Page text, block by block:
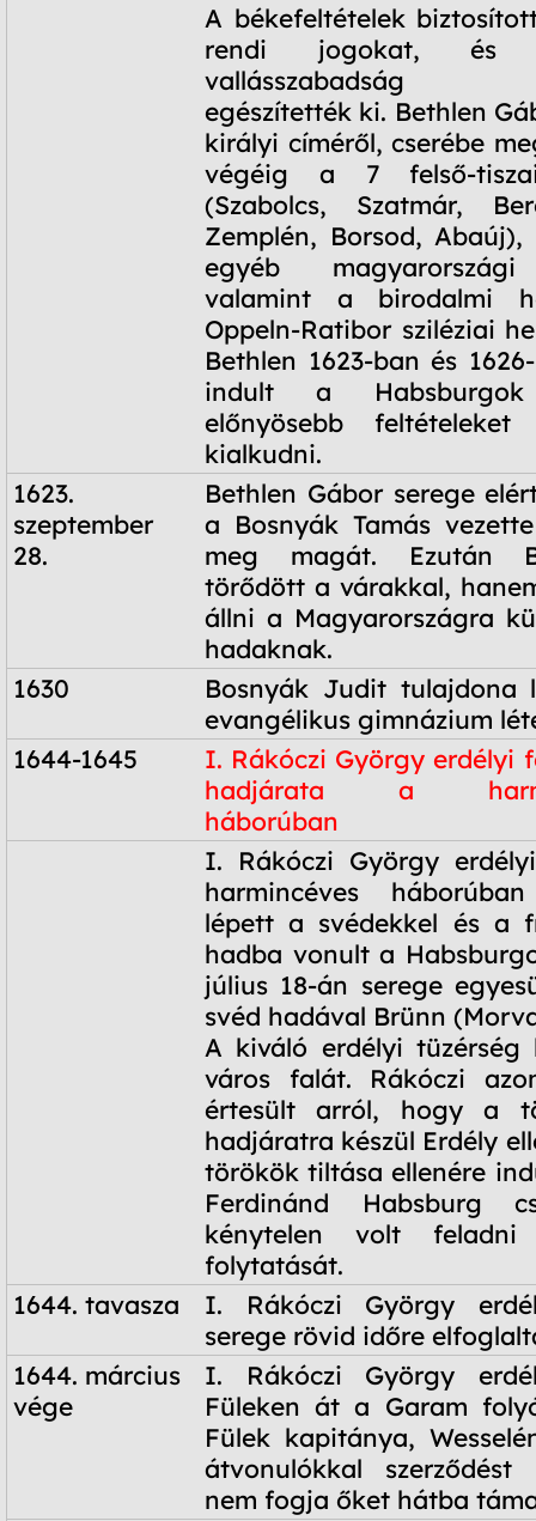
A békefeltételek
rendi jogokat, és
vallásszabadság
egészítették ki. Bethlen
királyi címéről, cserébe
végéig a 7 felső-
(Szabolcs, Szatmár,
Zemplén, Borsod,
egyéb
valamint a birodalmi
Oppeln-Ratibor sziléziai
Bethlen 1623-ban és
indult a
előnyösebb
kialkudni.
1623.
szeptember
28.
Bethlen Gábor serege
a Bosnyák Tamás
meg magát. Ezután
törődött a várakkal,
állni a Magyarországra
hadaknak.
1630
Bosnyák Judit tulajdona
evangélikus gimnázium
1644-1645
I. Rákóczi György erdélyi
hadjárata a
háborúban
I. Rákóczi György
harmincéves
lépett a svédekkel és a
hadba vonult a
július 18-án serege
svéd hadával Brünn
A kiváló erdélyi
város falát. Rákóczi
értesült arról, hogy a
hadjáratra készül Erdély
törökök tiltása ellenére
Ferdinánd Habsburg
kénytelen volt
folytatását.
1644. tavasza
I. Rákóczi György
serege rövid időre
1644. március
vége
I. Rákóczi György
Füleken át a Garam
Fülek kapitánya,
átvonulókkal
nem fogja őket hátba